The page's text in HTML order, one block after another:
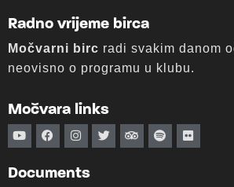
Radno vrijeme birca
Močvarni birc radi svakim danom
neovisno o programu u klubu.
Močvara links
Documents